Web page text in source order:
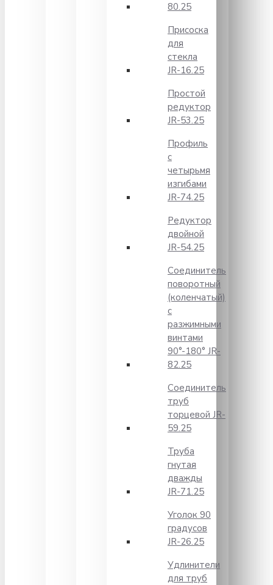
80.25
Присоска
для
стекла
JR-16.25
Простой
редуктор
JR-53.25
Профиль
с
четырьмя
изгибами
JR-74.25
Редуктор
двойной
JR-54.25
Соединитель
поворотный
(коленчатый)
с
разжимными
винтами
90°-180° JR-
82.25
Соединитель
труб
торцевой JR-
59.25
Труба
гнутая
дважды
JR-71.25
Уголок 90
градусов
JR-26.25
Удлинители
для труб